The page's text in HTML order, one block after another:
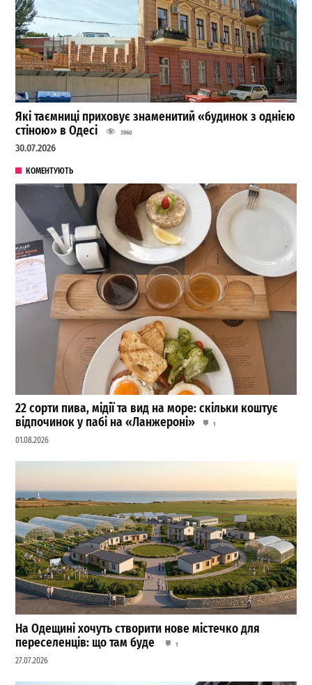
Які таємниці приховує знаменитий «будинок з однією
стіною» в Одесі
3960
30.07.2026
КОМЕНТУЮТЬ
22 сорти пива, мідії та вид на море: скільки коштує
відпочинок у пабі на «Ланжероні»
1
01.08.2026
На Одещині хочуть створити нове містечко для
переселенців: що там буде
1
27.07.2026